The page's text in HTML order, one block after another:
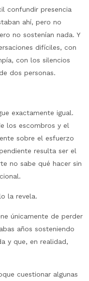
confundir presencia
ahí, pero no
no sostenían nada. Y
difíciles, con
con los silencios
dos personas.
exactamente igual.
los escombros y el
sobre el esfuerzo
resulta ser el
no sabe qué hacer sin
la revela.
únicamente de perder
años sosteniendo
y que, en realidad,
cuestionar algunas